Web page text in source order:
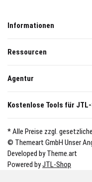
Informationen
Ressourcen
Agentur
Kostenlose Tools für
* Alle Preise zzgl.
© Themeart GmbH Unser
Developed by Theme.art
Powered byJTL-Shop